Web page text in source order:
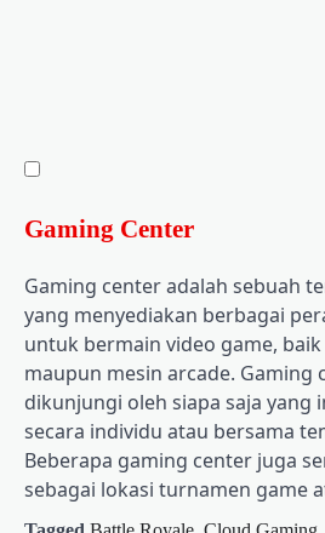
Gaming Center
Gaming center adalah sebuah
yang menyediakan berbagai
untuk bermain video game, baik
maupun mesin arcade. Gaming
dikunjungi oleh siapa saja yang
secara individu atau bersama
Beberapa gaming center juga
sebagai lokasi turnamen game